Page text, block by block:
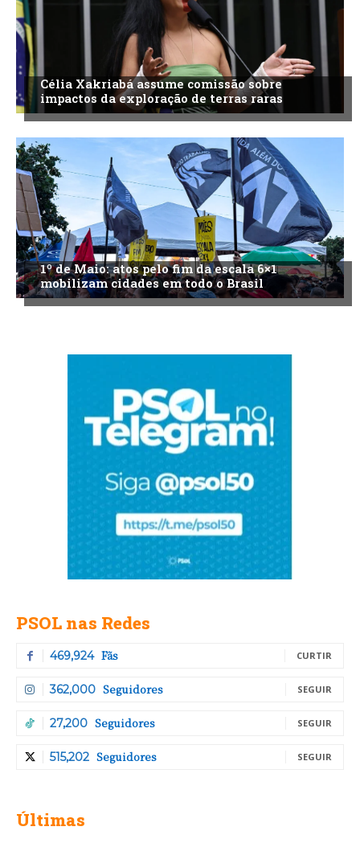
Célia Xakriabá assume comissão sobre
impactos da exploração de terras raras
1º de Maio: atos pelo fim da escala 6×1
mobilizam cidades em todo o Brasil
PSOL nas Redes
469,924 Fãs CURTIR
362,000 Seguidores SEGUIR
27,200 Seguidores SEGUIR
515,202 Seguidores SEGUIR
Últimas